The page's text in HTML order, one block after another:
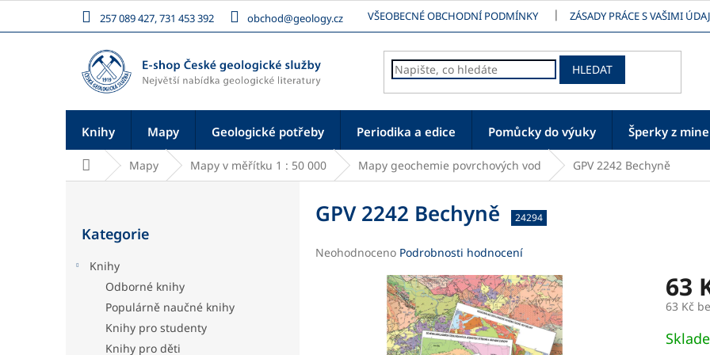
obsah
257 089 427, 731 453 392 obchod@geology.cz VŠEOBECNÉ OBCHODNÍ PODMÍNKY ZÁSADY PRÁCE S VAŠIMI
HLEDAT
Knihy Mapy Geologické potřeby Periodika a edice Pomůcky do výuky Šperky z
Domů Mapy Mapy v měřítku 1 : 50 000 Mapy geochemie povrchových vod GPV 2242 Bechyně
kategorie
Kategorie
Knihy
Odborné knihy
Populárně naučné knihy
Knihy pro studenty
Knihy pro děti
GPV 2242 Bechyně 24294
Průměrné
Neohodnoceno Podrobnosti hodnocení
63
63 Kč
cena: